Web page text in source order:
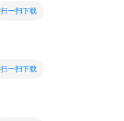
扫一扫下载
扫一扫下载